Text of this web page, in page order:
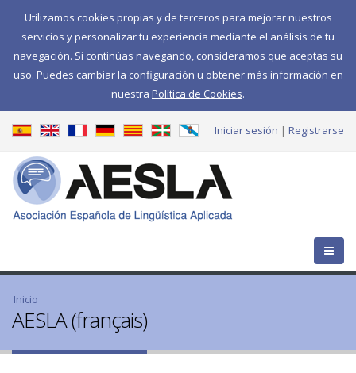
Utilizamos cookies propias y de terceros para mejorar nuestros
servicios y personalizar tu experiencia mediante el análisis de tu
navegación. Si continúas navegando, consideramos que aceptas su
uso. Puedes cambiar la configuración u obtener más información en
nuestra Política de Cookies.
Iniciar sesión Registrarse
Se encuentra usted aquí
Inicio
AESLA (français)